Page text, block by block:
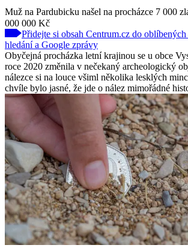
Muž na Pardubicku našel na procházce 7 000
000 000 Kč
Přidejte si obsah Centrum.cz do
hledání a Google zprávy
Obyčejná procházka letní krajinou se u obce
roce 2020 změnila v nečekaný archeologický
nálezce si na louce všiml několika lesklých
chvíle bylo jasné, že jde o nález mimořádné